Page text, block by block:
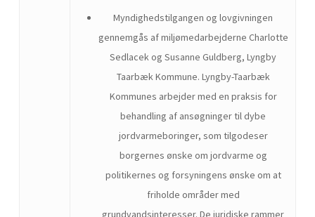
Myndighedstilgangen og lovgivningen
gennemgås af miljømedarbejderne Charlotte
Sedlacek og Susanne Guldberg, Lyngby
Taarbæk Kommune. Lyngby-Taarbæk
Kommunes arbejder med en praksis for
behandling af ansøgninger til dybe
jordvarmeboringer, som tilgodeser
borgernes ønske om jordvarme og
politikernes og forsyningens ønske om at
friholde områder med
grundvandsinteresser. De juridiske rammer